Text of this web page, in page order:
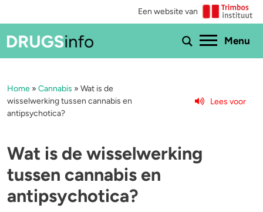
Een website van
Menu
Menu
Bekijk alle drugs
Cannabis
XTC / MDMA
Cocaïne
Speed
Aantoonbaarheid
Zwangerschap
Drugs & de wet
Home » Cannabis » Wat is de
wisselwerking tussen cannabis en
antipsychotica?
Lees voor
Wat is de wisselwerking
tussen cannabis en
antipsychotica?